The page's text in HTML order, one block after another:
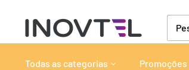
o
conteúdo
Inovtel
Todas as categorias Promoções